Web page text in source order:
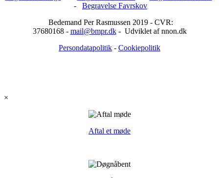
- Begravelse Favrskov
Bedemand Per Rasmussen 2019 - CVR:
37680168 - mail@bmpr.dk- Udviklet af nnon.dk
Persondatapolitik - Cookiepolitik
×
Aftal et møde